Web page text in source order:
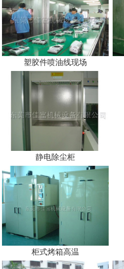
塑胶件喷油线现场
静电除尘柜
柜式烤箱高温